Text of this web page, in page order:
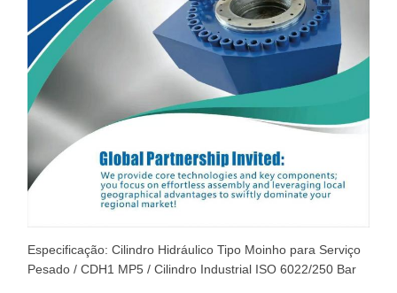
Especificação: Cilindro Hidráulico Tipo Moinho para Serviço
Pesado / CDH1 MP5 / Cilindro Industrial ISO 6022/250 Bar